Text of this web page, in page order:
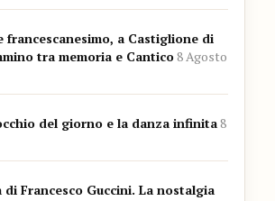
francescanesimo, a Castiglione di
tra memoria e Cantico8 Agosto
del giorno e la danza infinita8
di Francesco Guccini. La nostalgia